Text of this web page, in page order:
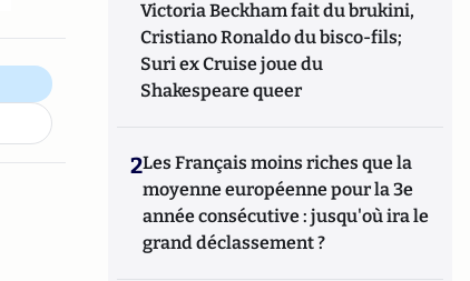
Victoria Beckham fait du brukini,
Cristiano Ronaldo du bisco-fils;
Suri ex Cruise joue du
Shakespeare queer
2Les Français moins riches que la
moyenne européenne pour la 3e
année consécutive : jusqu'où ira le
grand déclassement ?